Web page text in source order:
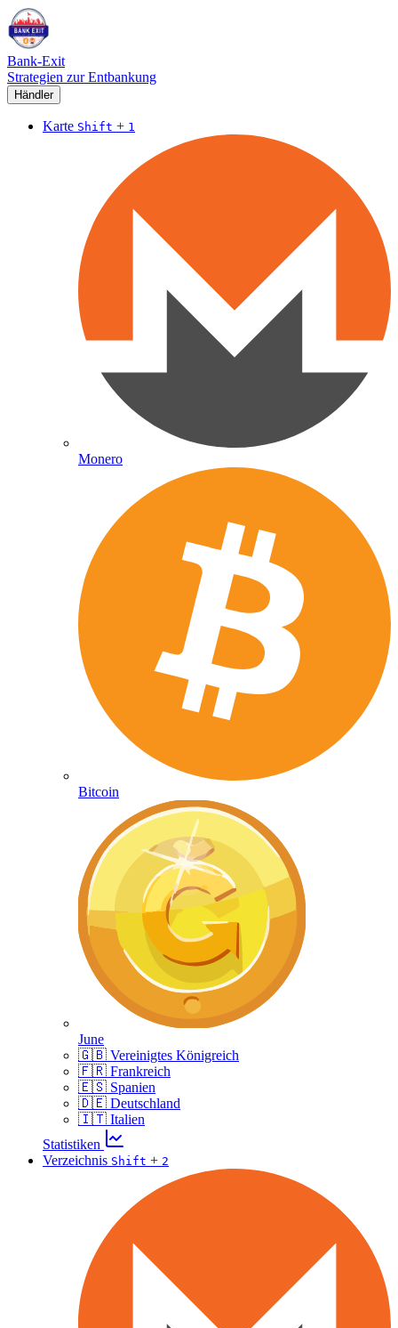
Bank-Exit
Strategien zur Entbankung
Händler
Karte Shift + 1
Monero
Bitcoin
June
🇬🇧 Vereinigtes Königreich
🇫🇷 Frankreich
🇪🇸 Spanien
🇩🇪 Deutschland
🇮🇹 Italien
Statistiken
Verzeichnis Shift + 2